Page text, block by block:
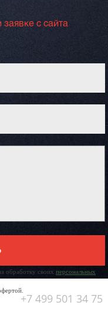
с сайта
обработку своих персональных
+7 499 501 34 75